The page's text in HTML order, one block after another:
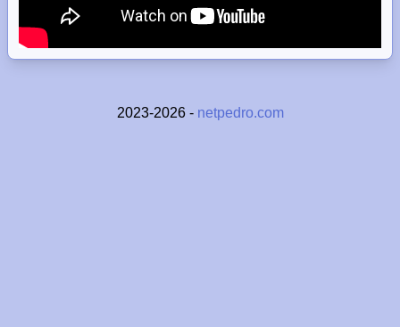
2023-2026 - netpedro.com